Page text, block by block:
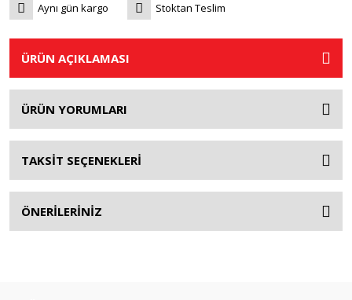
Aynı gün kargo Stoktan Teslim
ÜRÜN AÇIKLAMASI
ÜRÜN YORUMLARI
TAKSİT SEÇENEKLERİ
ÖNERİLERİNİZ